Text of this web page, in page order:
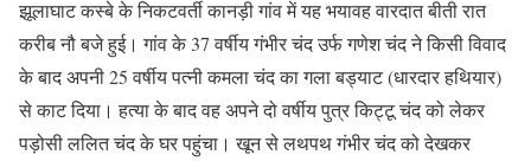
झूलाघाट कस्बे के निकटवर्ती कानड़ी गांव में यह भयावह वारदात बीती रात
करीब नौ बजे हुई। गांव के 37 वर्षीय गंभीर चंद उर्फ गणेश चंद ने किसी विवाद
के बाद अपनी 25 वर्षीय पत्नी कमला चंद का गला बड्याट (धारदार हथियार)
से काट दिया। हत्या के बाद वह अपने दो वर्षीय पुत्र किट्टू चंद को लेकर
पड़ोसी ललित चंद के घर पहुंचा। खून से लथपथ गंभीर चंद को देखकर